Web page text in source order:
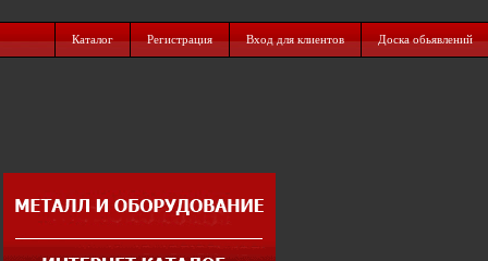
Каталог Регистрация Вход для клиентов Доска обьявлений